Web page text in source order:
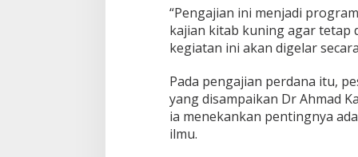
a
n
g
B
l
a
j
a
“Pengajian ini menjadi
kajian kitab kuning agar tetap
kegiatan ini akan digelar
Pada pengajian perdana itu,
yang disampaikan Dr Ahmad
ia menekankan pentingnya
ilmu.